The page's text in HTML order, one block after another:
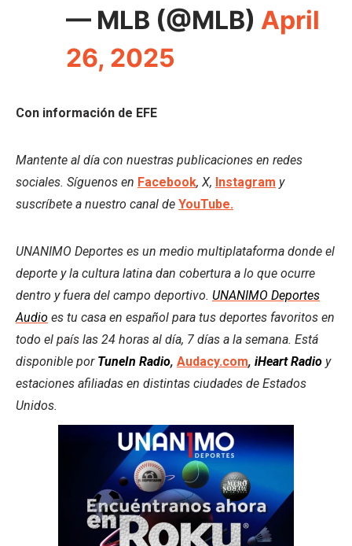
— MLB (@MLB) April
26, 2025
Con información de EFE
Mantente al día con nuestras publicaciones en redes
sociales. Síguenos en Facebook, X, Instagram y
suscríbete a nuestro canal de YouTube.
UNANIMO Deportes es un medio multiplataforma donde el
deporte y la cultura latina dan cobertura a lo que ocurre
dentro y fuera del campo deportivo. UNANIMO Deportes
Audio es tu casa en español para tus deportes favoritos en
todo el país las 24 horas al día, 7 días a la semana. Está
disponible por TuneIn Radio, Audacy.com, iHeart Radio y
estaciones afiliadas en distintas ciudades de Estados
Unidos.